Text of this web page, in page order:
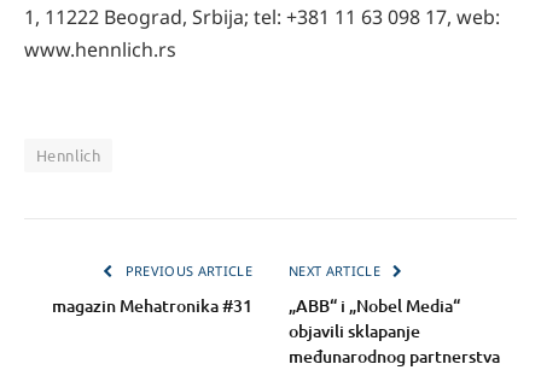
1, 11222 Beograd, Srbija; tel: +381 11 63 098 17, web:
www.hennlich.rs
Hennlich
PREVIOUS ARTICLE
magazin Mehatronika #31
NEXT ARTICLE
„ABB“ i „Nobel Media“
objavili sklapanje
međunarodnog partnerstva